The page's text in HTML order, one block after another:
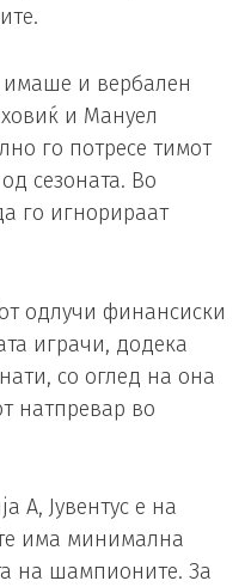
имаше и вербален
и Мануел
го потресе тимот
сезоната. Во
го игнорираат
одлучи финансиски
играчи, додека
со оглед на она
натпревар во
А, Јувентус е на
има минимална
на шампионите. За